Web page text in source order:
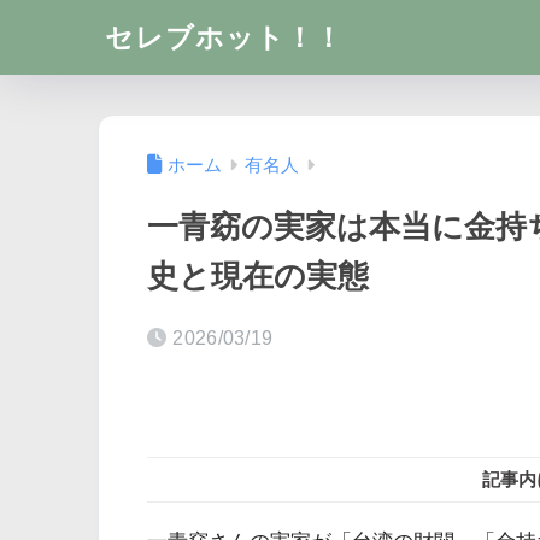
セレブホット！！
ホーム 有名人
一青窈の実家は本当に金
史と現在の実態
2026/03/19
記事